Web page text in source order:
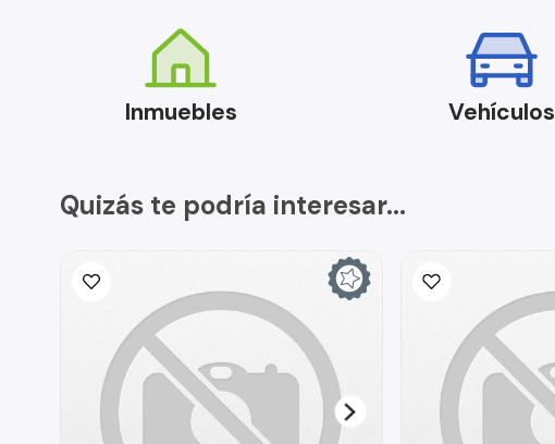
Inmuebles Vehículos
Quizás te podría interesar...